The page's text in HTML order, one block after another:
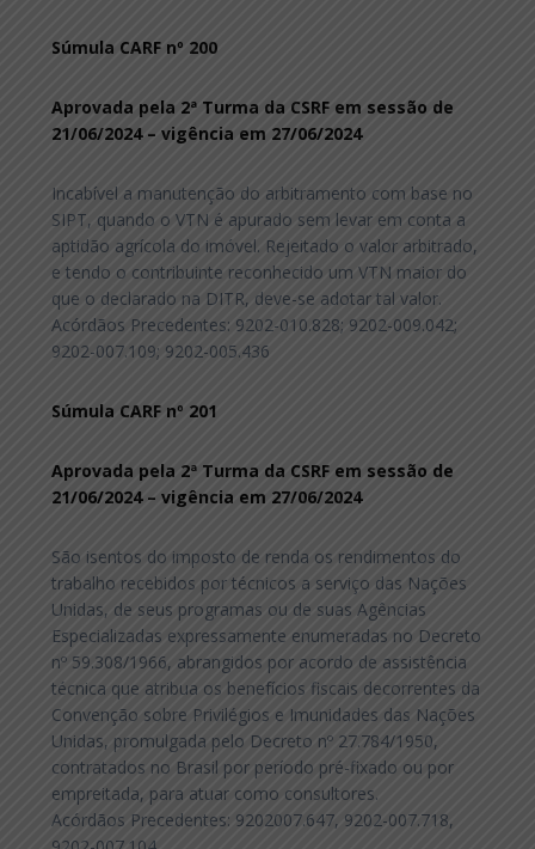
Súmula CARF nº 200
Aprovada pela 2ª Turma da CSRF em sessão de
21/06/2024 – vigência em 27/06/2024
Incabível a manutenção do arbitramento com base no
SIPT, quando o VTN é apurado sem levar em conta a
aptidão agrícola do imóvel. Rejeitado o valor arbitrado,
e tendo o contribuinte reconhecido um VTN maior do
que o declarado na DITR, deve-se adotar tal valor.
Acórdãos Precedentes: 9202-010.828; 9202-009.042;
9202-007.109; 9202-005.436
Súmula CARF nº 201
Aprovada pela 2ª Turma da CSRF em sessão de
21/06/2024 – vigência em 27/06/2024
São isentos do imposto de renda os rendimentos do
trabalho recebidos por técnicos a serviço das Nações
Unidas, de seus programas ou de suas Agências
Especializadas expressamente enumeradas no Decreto
nº 59.308/1966, abrangidos por acordo de assistência
técnica que atribua os benefícios fiscais decorrentes da
Convenção sobre Privilégios e Imunidades das Nações
Unidas, promulgada pelo Decreto nº 27.784/1950,
contratados no Brasil por período pré-fixado ou por
empreitada, para atuar como consultores.
Acórdãos Precedentes: 9202007.647, 9202-007.718,